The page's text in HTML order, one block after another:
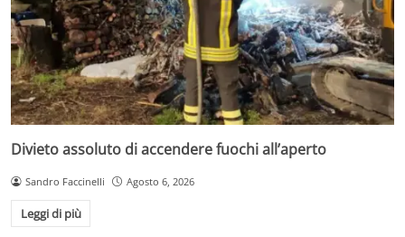
Divieto assoluto di accendere fuochi all’aperto
Sandro Faccinelli Agosto 6, 2026
Leggi di più